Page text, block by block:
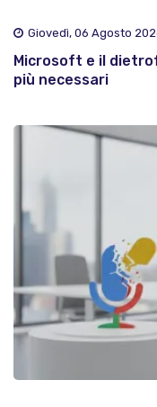
Giovedì, 06 Agosto
Microsoft e il
più necessari